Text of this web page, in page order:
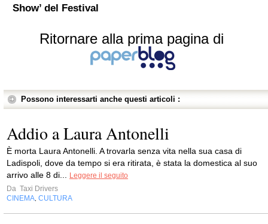
Show’ del Festival
Ritornare alla prima pagina di
Possono interessarti anche questi articoli :
Addio a Laura Antonelli
È morta Laura Antonelli. A trovarla senza vita nella sua casa di
Ladispoli, dove da tempo si era ritirata, è stata la domestica al suo
arrivo alle 8 di...
Leggere il seguito
Da Taxi Drivers
CINEMA CULTURA